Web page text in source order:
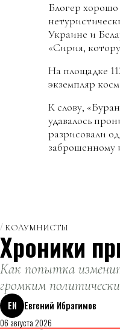
Блогер хорошо
Украине и
«Сирия,
На площадке
экземпляр
К слову,
удавалось
разрисовали
заброшенному
КОЛУМНИСТЫ
Хроники
Как попытка
громким
ЕИ
Евгений Ибрагимов
06 августа 2026